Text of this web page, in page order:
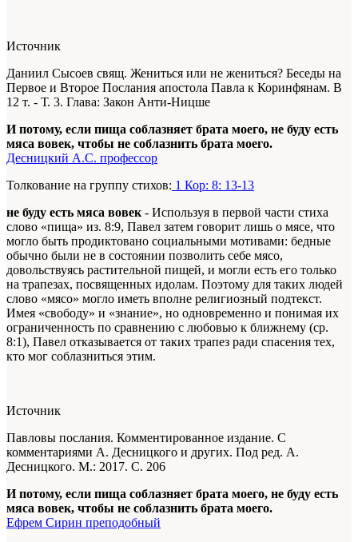
Источник
Даниил Сысоев свящ. Жениться или не жениться? Беседы на
Первое и Второе Послания апостола Павла к Коринфянам. В
12 т. - Т. 3. Глава: Закон Анти-Ницше
И потому, если пища соблазняет брата моего, не буду есть
мяса вовек, чтобы не соблазнить брата моего.
Десницкий А.С. профессор
Толкование на группу стихов: 1 Кор: 8: 13-13
не буду есть мяса вовек - Используя в первой части стиха
слово «пища» из. 8:9, Павел затем говорит лишь о мясе, что
могло быть продиктовано социальными мотивами: бедные
обычно были не в состоянии позволить себе мясо,
довольствуясь растительной пищей, и могли есть его только
на трапезах, посвященных идолам. Поэтому для таких людей
слово «мясо» могло иметь вполне религиозный подтекст.
Имея «свободу» и «знание», но одновременно и понимая их
ограниченность по сравнению с любовью к ближнему (ср.
8:1), Павел отказывается от таких трапез ради спасения тех,
кто мог соблазниться этим.
Источник
Павловы послания. Комментированное издание. С
комментариями А. Десницкого и других. Под ред. А.
Десницкого. М.: 2017. С. 206
И потому, если пища соблазняет брата моего, не буду есть
мяса вовек, чтобы не соблазнить брата моего.
Ефрем Сирин преподобный